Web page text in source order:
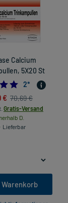
Calcium
5X20 St
5.0
2*
€ 70,69 €
Gratis-Versand
D.
Lieferbar
Warenkorb